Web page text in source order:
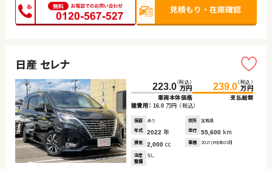
日産 セレナ
223.0（税込）
万円
車両本体価格
239.0（税込）
万円
支払総額
諸費用： 16.0 万円 （税込）
保証 あり 住所
宮城県
年式
2022 年 走行 55,600 km
排気 2,000 cc 車検 2027(R9)年05月
法定
整備
なし